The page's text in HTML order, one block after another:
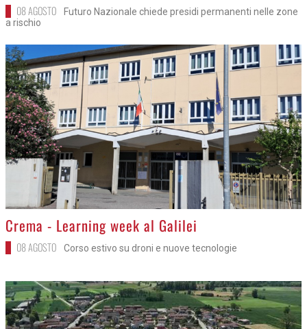
08 AGOSTO
Futuro Nazionale chiede presidi permanenti nelle zone
a rischio
>
Crema - Learning week al Galilei
08 AGOSTO Corso estivo su droni e nuove tecnologie